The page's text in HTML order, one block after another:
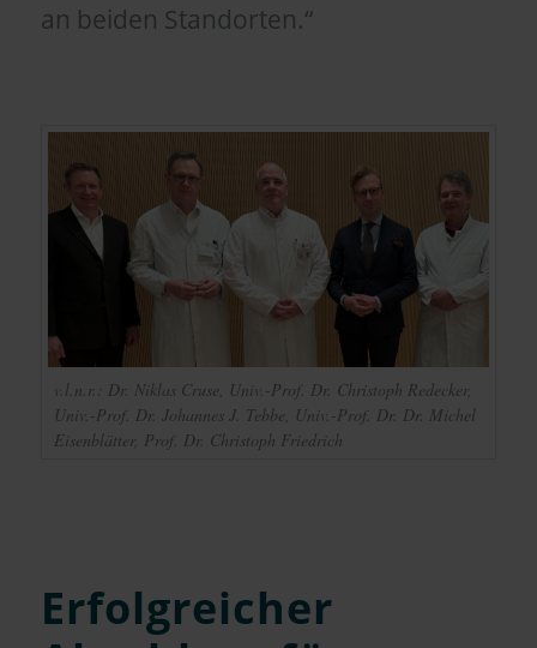
an beiden Standorten.“
v.l.n.r.: Dr. Niklas Cruse, Univ.-Prof. Dr. Christoph Redecker,
Univ.-Prof. Dr. Johannes J. Tebbe, Univ.-Prof. Dr. Dr. Michel
Eisenblätter, Prof. Dr. Christoph Friedrich
Erfolgreicher